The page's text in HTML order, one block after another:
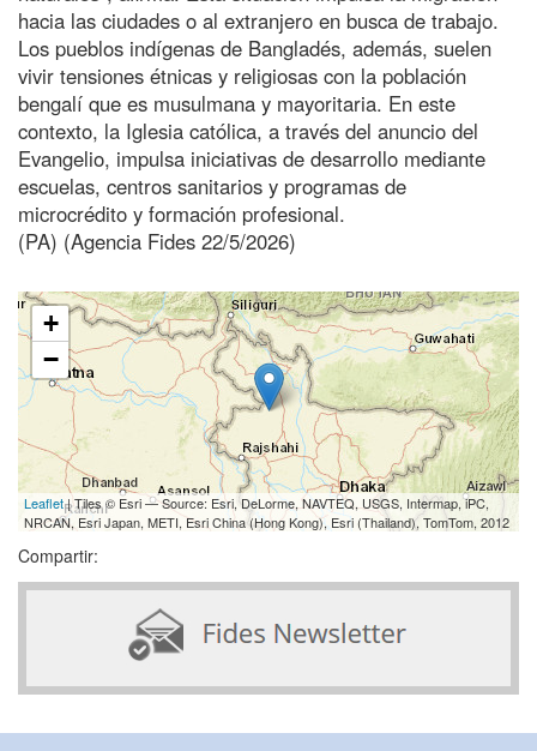
hacia las ciudades o al extranjero en busca de trabajo.
Los pueblos indígenas de Bangladés, además, suelen
vivir tensiones étnicas y religiosas con la población
bengalí que es musulmana y mayoritaria. En este
contexto, la Iglesia católica, a través del anuncio del
Evangelio, impulsa iniciativas de desarrollo mediante
escuelas, centros sanitarios y programas de
microcrédito y formación profesional.
(PA) (Agencia Fides 22/5/2026)
+
−
Leaflet| Tiles © Esri — Source: Esri, DeLorme, NAVTEQ, USGS, Intermap, iPC,
NRCAN, Esri Japan, METI, Esri China (Hong Kong), Esri (Thailand), TomTom, 2012
Compartir: